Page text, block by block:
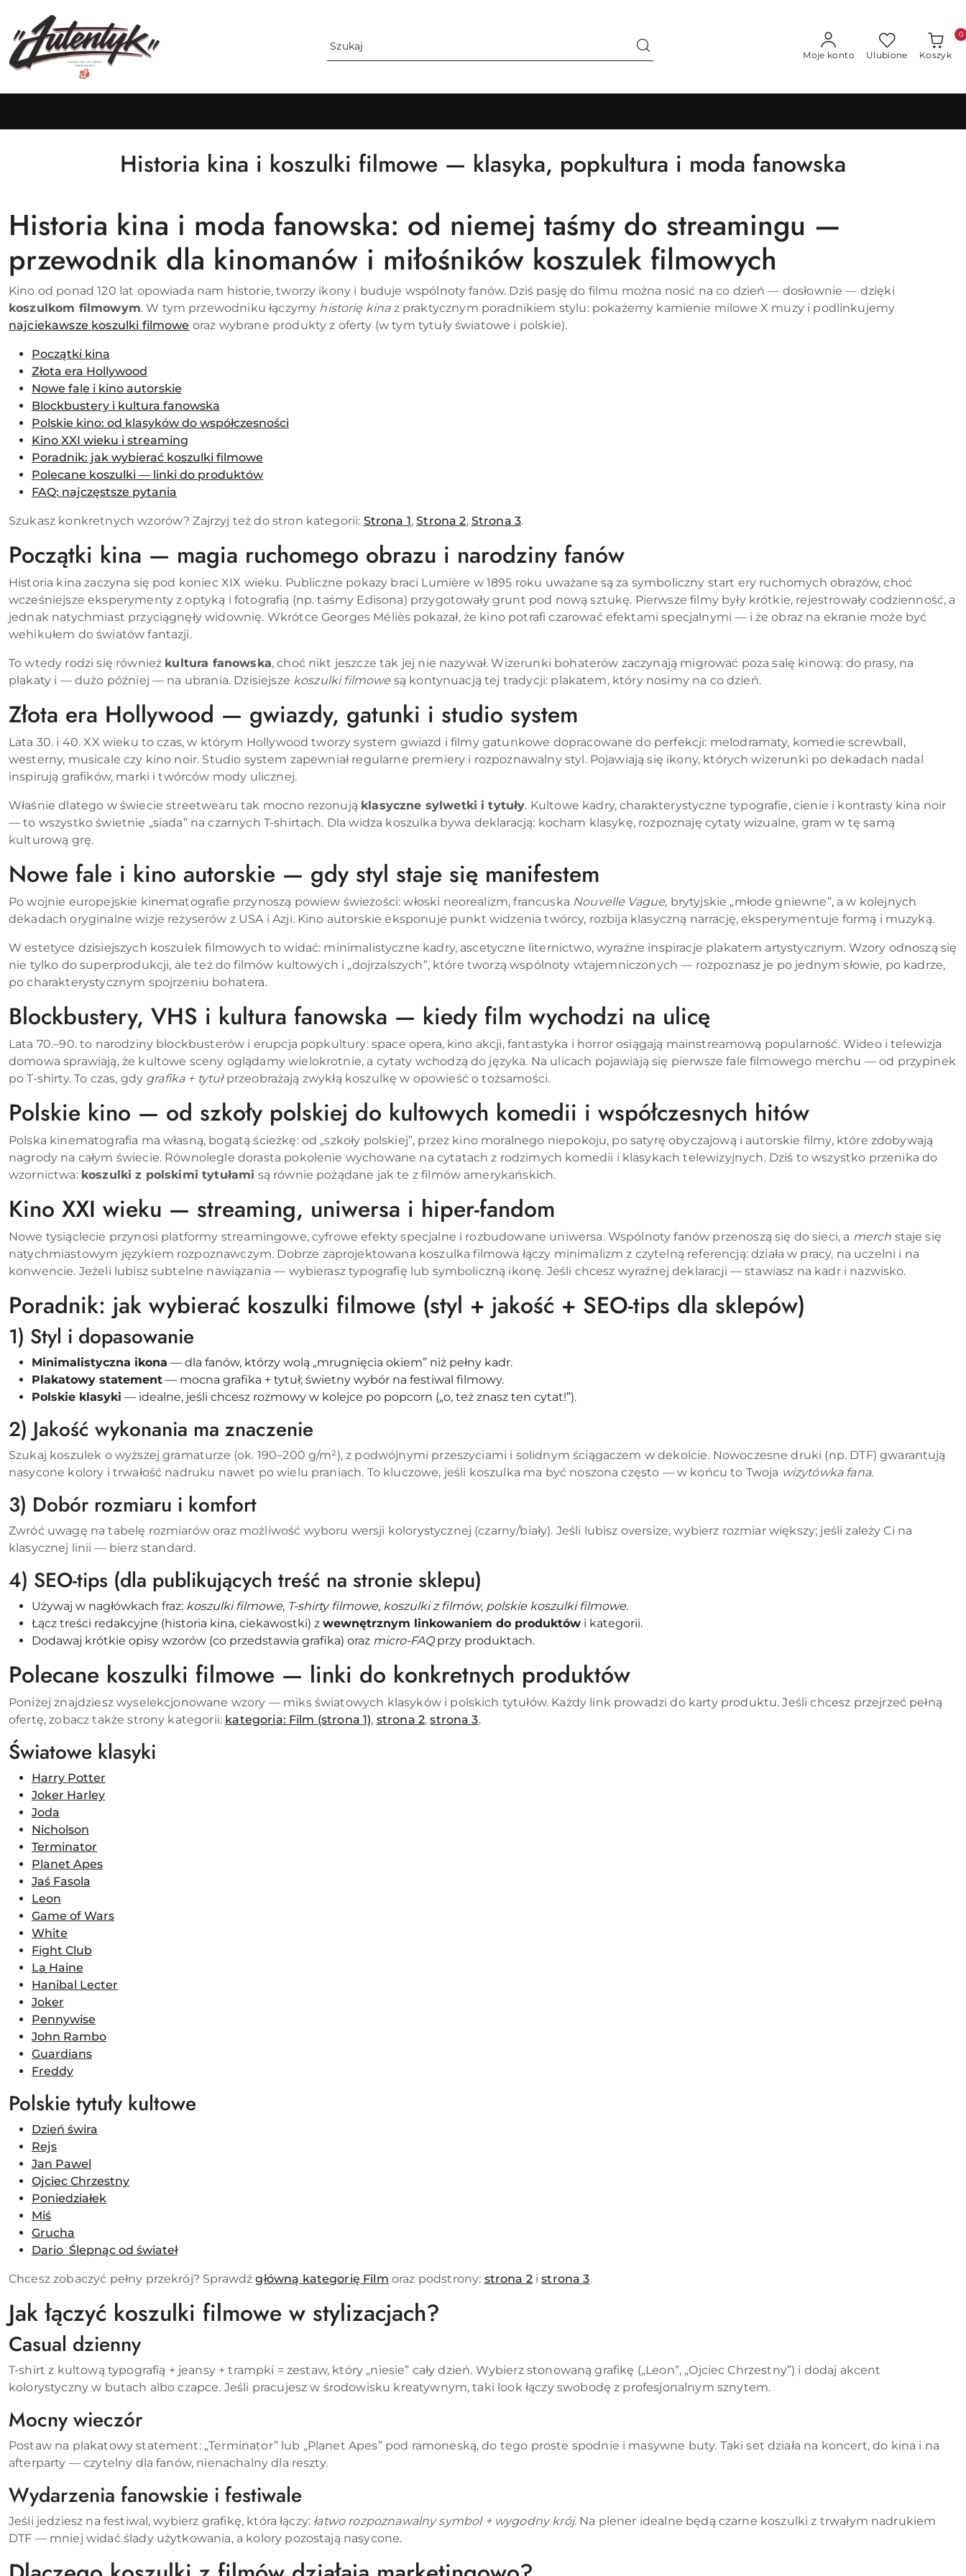
Przejdź do treści głównej
Przejdź do wyszukiwarki
Przejdź do moje konto
Przejdź do menu głównego
Przejdź do stopki
Moje konto Ulubione Koszyk
0
Historia kina i koszulki filmowe — klasyka, popkultura i moda fanowska
Historia kina i moda fanowska: od niemej taśmy do streamingu —
przewodnik dla kinomanów i miłośników koszulek filmowych
Kino od ponad 120 lat opowiada nam historie, tworzy ikony i buduje wspólnoty fanów. Dziś pasję do filmu można nosić na co dzień — dosłownie — dzięki
koszulkom filmowym. W tym przewodniku łączymy historię kinaz praktycznym poradnikiem stylu: pokażemy kamienie milowe X muzy i podlinkujemy
najciekawsze koszulki filmowe oraz wybrane produkty z oferty (w tym tytuły światowe i polskie).
Początki kina
Złota era Hollywood
Nowe fale i kino autorskie
Blockbustery i kultura fanowska
Polskie kino: od klasyków do współczesności
Kino XXI wieku i streaming
Poradnik: jak wybierać koszulki filmowe
Polecane koszulki — linki do produktów
FAQ: najczęstsze pytania
Szukasz konkretnych wzorów? Zajrzyj też do stron kategorii: Strona 1,Strona 2, Strona 3.
Początki kina — magia ruchomego obrazu i narodziny fanów
Historia kina zaczyna się pod koniec XIX wieku. Publiczne pokazy braci Lumière w 1895 roku uważane są za symboliczny start ery ruchomych obrazów, choć
wcześniejsze eksperymenty z optyką i fotografią (np. taśmy Edisona) przygotowały grunt pod nową sztukę. Pierwsze filmy były krótkie, rejestrowały codzienność, a
jednak natychmiast przyciągnęły widownię. Wkrótce Georges Méliès pokazał, że kino potrafi czarować efektami specjalnymi — i że obraz na ekranie może być
wehikułem do światów fantazji.
To wtedy rodzi się również kultura fanowska, choć nikt jeszcze tak jej nie nazywał. Wizerunki bohaterów zaczynają migrować poza salę kinową: do prasy, na
plakaty i — dużo później — na ubrania. Dzisiejsze koszulki filmowe są kontynuacją tej tradycji: plakatem, który nosimy na co dzień.
Złota era Hollywood — gwiazdy, gatunki i studio system
Lata 30. i 40. XX wieku to czas, w którym Hollywood tworzy system gwiazd i filmy gatunkowe dopracowane do perfekcji: melodramaty, komedie screwball,
westerny, musicale czy kino noir. Studio system zapewniał regularne premiery i rozpoznawalny styl. Pojawiają się ikony, których wizerunki po dekadach nadal
inspirują grafików, marki i twórców mody ulicznej.
Właśnie dlatego w świecie streetwearu tak mocno rezonują klasyczne sylwetki i tytuły. Kultowe kadry, charakterystyczne typografie, cienie i kontrasty kina noir
— to wszystko świetnie „siada” na czarnych T-shirtach. Dla widza koszulka bywa deklaracją: kocham klasykę, rozpoznaję cytaty wizualne, gram w tę samą
kulturową grę.
Nowe fale i kino autorskie — gdy styl staje się manifestem
Po wojnie europejskie kinematografie przynoszą powiew świeżości: włoski neorealizm, francuska Nouvelle Vague, brytyjskie „młode gniewne”, a w kolejnych
dekadach oryginalne wizje reżyserów z USA i Azji. Kino autorskie eksponuje punkt widzenia twórcy, rozbija klasyczną narrację, eksperymentuje formą i muzyką.
W estetyce dzisiejszych koszulek filmowych to widać: minimalistyczne kadry, ascetyczne liternictwo, wyraźne inspiracje plakatem artystycznym. Wzory odnoszą się
nie tylko do superprodukcji, ale też do filmów kultowych i „dojrzalszych”, które tworzą wspólnoty wtajemniczonych — rozpoznasz je po jednym słowie, po kadrze,
po charakterystycznym spojrzeniu bohatera.
Blockbustery, VHS i kultura fanowska — kiedy film wychodzi na ulicę
Lata 70.–90. to narodziny blockbusterów i erupcja popkultury: space opera, kino akcji, fantastyka i horror osiągają mainstreamową popularność. Wideo i telewizja
domowa sprawiają, że kultowe sceny oglądamy wielokrotnie, a cytaty wchodzą do języka. Na ulicach pojawiają się pierwsze fale filmowego merchu — od przypinek
po T-shirty. To czas, gdy grafika + tytułprzeobrażają zwykłą koszulkę w opowieść o tożsamości.
Polskie kino — od szkoły polskiej do kultowych komedii i współczesnych hitów
Polska kinematografia ma własną, bogatą ścieżkę: od „szkoły polskiej”, przez kino moralnego niepokoju, po satyrę obyczajową i autorskie filmy, które zdobywają
nagrody na całym świecie. Równolegle dorasta pokolenie wychowane na cytatach z rodzimych komedii i klasykach telewizyjnych. Dziś to wszystko przenika do
wzornictwa: koszulki z polskimi tytułami są równie pożądane jak te z filmów amerykańskich.
Kino XXI wieku — streaming, uniwersa i hiper-fandom
Nowe tysiąclecie przynosi platformy streamingowe, cyfrowe efekty specjalne i rozbudowane uniwersa. Wspólnoty fanów przenoszą się do sieci, a merch staje się
natychmiastowym językiem rozpoznawczym. Dobrze zaprojektowana koszulka filmowa łączy minimalizm z czytelną referencją: działa w pracy, na uczelni i na
konwencie. Jeżeli lubisz subtelne nawiązania — wybierasz typografię lub symboliczną ikonę. Jeśli chcesz wyraźnej deklaracji — stawiasz na kadr i nazwisko.
Poradnik: jak wybierać koszulki filmowe (styl + jakość + SEO-tips dla sklepów)
1) Styl i dopasowanie
Minimalistyczna ikona — dla fanów, którzy wolą „mrugnięcia okiem” niż pełny kadr.
Plakatowy statement — mocna grafika + tytuł; świetny wybór na festiwal filmowy.
Polskie klasyki — idealne, jeśli chcesz rozmowy w kolejce po popcorn („o, też znasz ten cytat!”).
2) Jakość wykonania ma znaczenie
Szukaj koszulek o wyższej gramaturze (ok. 190–200 g/m²), z podwójnymi przeszyciami i solidnym ściągaczem w dekolcie. Nowoczesne druki (np. DTF) gwarantują
nasycone kolory i trwałość nadruku nawet po wielu praniach. To kluczowe, jeśli koszulka ma być noszona często — w końcu to Twoja wizytówka fana.
3) Dobór rozmiaru i komfort
Zwróć uwagę na tabelę rozmiarów oraz możliwość wyboru wersji kolorystycznej (czarny/biały). Jeśli lubisz oversize, wybierz rozmiar większy; jeśli zależy Ci na
klasycznej linii — bierz standard.
4) SEO-tips (dla publikujących treść na stronie sklepu)
Używaj w nagłówkach fraz: koszulki filmowe, T-shirty filmowe, koszulki z filmów, polskie koszulki filmowe.
Łącz treści redakcyjne (historia kina, ciekawostki) z wewnętrznym linkowaniem do produktów i kategorii.
Dodawaj krótkie opisy wzorów (co przedstawia grafika) oraz micro-FAQprzy produktach.
Polecane koszulki filmowe — linki do konkretnych produktów
Poniżej znajdziesz wyselekcjonowane wzory — miks światowych klasyków i polskich tytułów. Każdy link prowadzi do karty produktu. Jeśli chcesz przejrzeć pełną
ofertę, zobacz także strony kategorii: kategoria: Film (strona 1), strona 2,strona 3.
Światowe klasyki
Harry Potter
Joker Harley
Joda
Nicholson
Terminator
Planet Apes
Jaś Fasola
Leon
Game of Wars
White
Fight Club
La Haine
Hanibal Lecter
Joker
Pennywise
John Rambo
Guardians
Freddy
Polskie tytuły kultowe
Dzień świra
Rejs
Jan Pawel
Ojciec Chrzestny
Poniedziałek
Miś
Grucha
Dario Ślepnąc od świateł
Chcesz zobaczyć pełny przekrój? Sprawdźgłówną kategorię Film oraz podstrony: strona 2istrona 3.
Jak łączyć koszulki filmowe w stylizacjach?
Casual dzienny
T-shirt z kultową typografią + jeansy + trampki = zestaw, który „niesie” cały dzień. Wybierz stonowaną grafikę („Leon”, „Ojciec Chrzestny”) i dodaj akcent
kolorystyczny w butach albo czapce. Jeśli pracujesz w środowisku kreatywnym, taki look łączy swobodę z profesjonalnym sznytem.
Mocny wieczór
Postaw na plakatowy statement: „Terminator” lub „Planet Apes” pod ramoneską, do tego proste spodnie i masywne buty. Taki set działa na koncert, do kina i na
afterparty — czytelny dla fanów, nienachalny dla reszty.
Wydarzenia fanowskie i festiwale
Jeśli jedziesz na festiwal, wybierz grafikę, która łączy: łatwo rozpoznawalny symbol + wygodny krój. Na plener idealne będą czarne koszulki z trwałym nadrukiem
DTF — mniej widać ślady użytkowania, a kolory pozostają nasycone.